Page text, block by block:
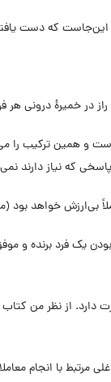
یک فرد برنده
از نظر من کتاب
با انجام معاملات